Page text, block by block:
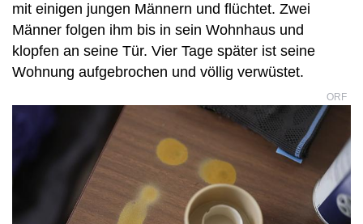
mit einigen jungen Männern und flüchtet. Zwei
Männer folgen ihm bis in sein Wohnhaus und
klopfen an seine Tür. Vier Tage später ist seine
Wohnung aufgebrochen und völlig verwüstet.
ORF